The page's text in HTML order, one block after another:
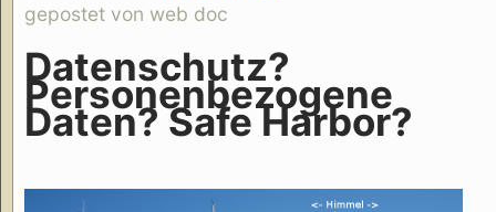
gepostet von web doc
Datenschutz?
Personenbezogene
Daten? Safe Harbor?